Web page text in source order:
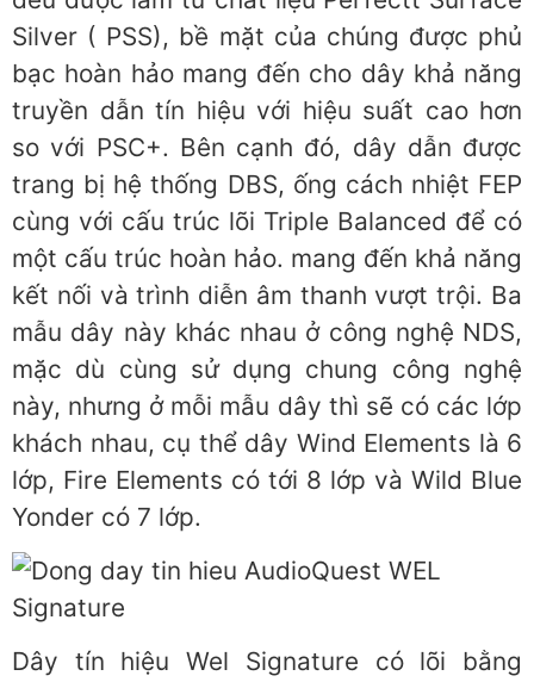
Silver ( PSS), bề mặt của chúng được phủ
bạc hoàn hảo mang đến cho dây khả năng
truyền dẫn tín hiệu với hiệu suất cao hơn
so với PSC+. Bên cạnh đó, dây dẫn được
trang bị hệ thống DBS, ống cách nhiệt FEP
cùng với cấu trúc lõi Triple Balanced để có
một cấu trúc hoàn hảo. mang đến khả năng
kết nối và trình diễn âm thanh vượt trội. Ba
mẫu dây này khác nhau ở công nghệ NDS,
mặc dù cùng sử dụng chung công nghệ
này, nhưng ở mỗi mẫu dây thì sẽ có các lớp
khách nhau, cụ thể dây Wind Elements là 6
lớp, Fire Elements có tới 8 lớp và Wild Blue
Yonder có 7 lớp.
Dây tín hiệu Wel Signature có lõi bằng